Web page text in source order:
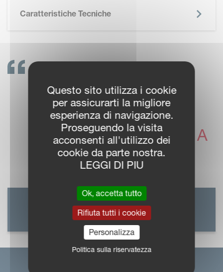
Caratteristiche Tecniche
CONTATTO!
I CONCESSIONARI
VICON SONO PRONTI A
SUPPORTARVI
LOCALIZZA IL
CONCESSIONARIO
Questo sito utilizza i cookie
per assicurarti la migliore
esperienza di navigazione.
Proseguendo la visita
acconsenti all'utilizzo dei
cookie da parte nostra.
LEGGI DI PIU
Ok, accetta tutto
Rifiuta tutti i cookie
Personalizza
Politica sulla riservatezza